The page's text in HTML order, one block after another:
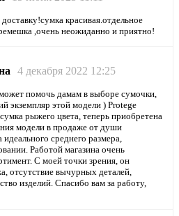
красивая.отдельное
,очень неожиданно и приятно!
4 декабря 2022 12:25
помочь дамам в выборе сумочки,
экземпляр этой модели ) Protege
рыжего цвета, теперь приобретена
модели в продаже от души
среднего размера,
Работой магазина очень
С моей точки зрения, он
отсутствие вычурных деталей,
изделий. Спасибо вам за работу,